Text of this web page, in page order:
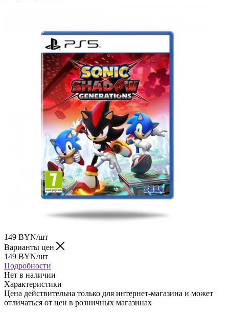
149 BYN/шт
Варианты цен
149 BYN/шт
Подробности
Нет в наличии
Характеристики
Цена действительна только для интернет-магазина и может
отличаться от цен в розничных магазинах